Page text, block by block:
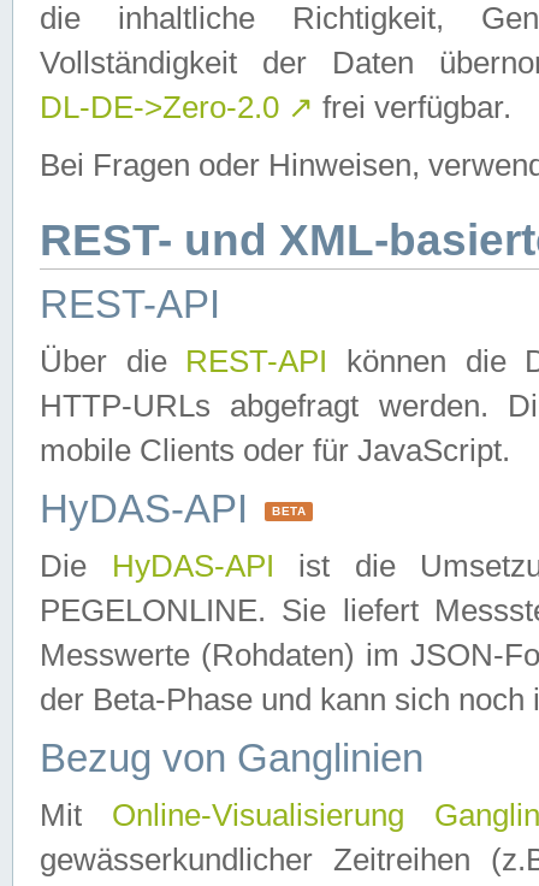
die inhaltliche Richtigkeit,
Vollständigkeit der Daten
DL-DE->Zero-2.0 ↗ frei verfügbar.
Bei Fragen oder Hinweisen,
REST- und XML-
REST-API
Über die REST-API können die
HTTP-URLs abgefragt werden.
mobile Clients oder für JavaScript.
HyDAS-API BETA
Die HyDAS-API ist die
PEGELONLINE. Sie liefert
Messwerte (Rohdaten) im JSON-
der Beta-Phase und kann sich noch
Bezug von Ganglinien
Mit Online-Visualisierung
gewässerkundlicher Zeitreihen